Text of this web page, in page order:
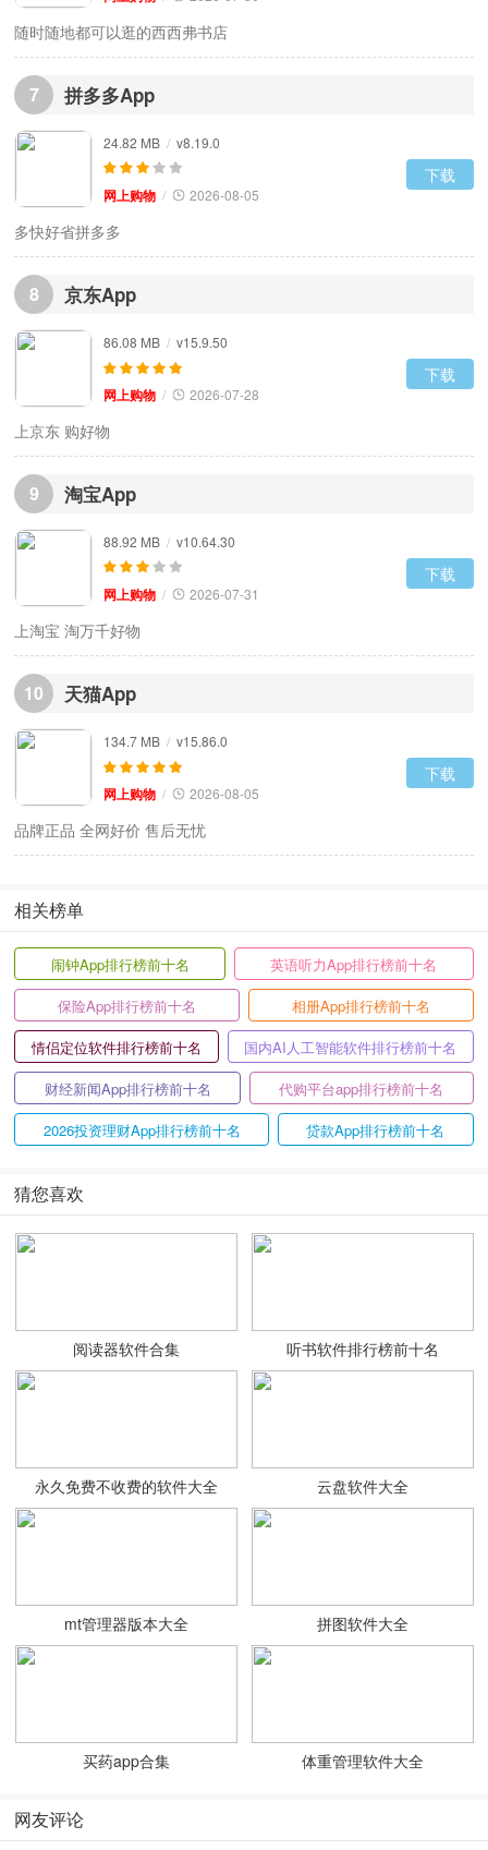
7 拼多多App
24.82 MB / v8.19.0
网上购物 / 2026-08-05
下载
多快好省拼多多
8 京东App
86.08 MB / v15.9.50
网上购物 / 2026-07-28
下载
上京东 购好物
9 淘宝App
88.92 MB / v10.64.30
网上购物 / 2026-07-31
下载
上淘宝 淘万千好物
10 天猫App
134.7 MB / v15.86.0
网上购物 / 2026-08-05
下载
品牌正品 全网好价 售后无忧
相关榜单
闹钟App排行榜前十名
英语听力App排行榜前十名
保险App排行榜前十名
相册App排行榜前十名
情侣定位软件排行榜前十名
国内AI人工智能软件排行榜前十名
财经新闻App排行榜前十名
代购平台app排行榜前十名
2026投资理财App排行榜前十名
贷款App排行榜前十名
猜您喜欢
阅读器软件合集 听书软件排行榜前十名
永久免费不收费的软件大全 云盘软件大全
mt管理器版本大全 拼图软件大全
买药app合集 体重管理软件大全
网友评论